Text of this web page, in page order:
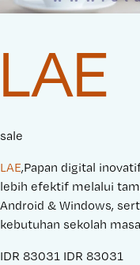
LAE
sale
LAE,Papan digital
lebih efektif melalui
Android & Windows,
kebutuhan sekolah
S
IDR 83031 O
IDR 83031